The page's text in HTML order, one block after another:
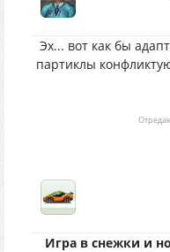
Эх... вот как бы
партиклы
Игра в снежки и